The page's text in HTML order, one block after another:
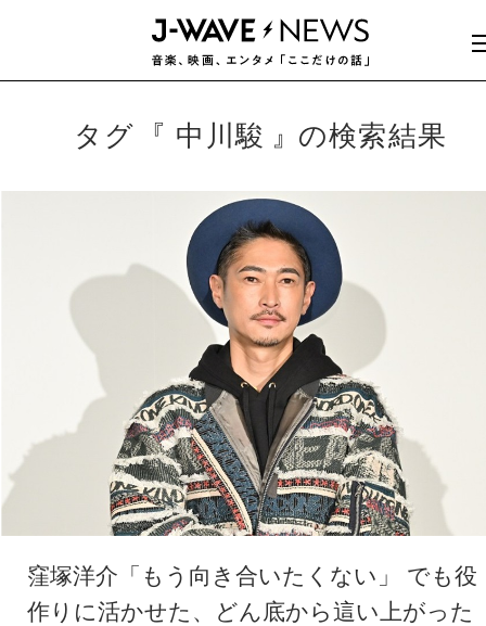
タグ 中川駿 の検索結果
窪塚洋介「もう向き合いたくない」 でも役
作りに活かせた、どん底から這い上がった